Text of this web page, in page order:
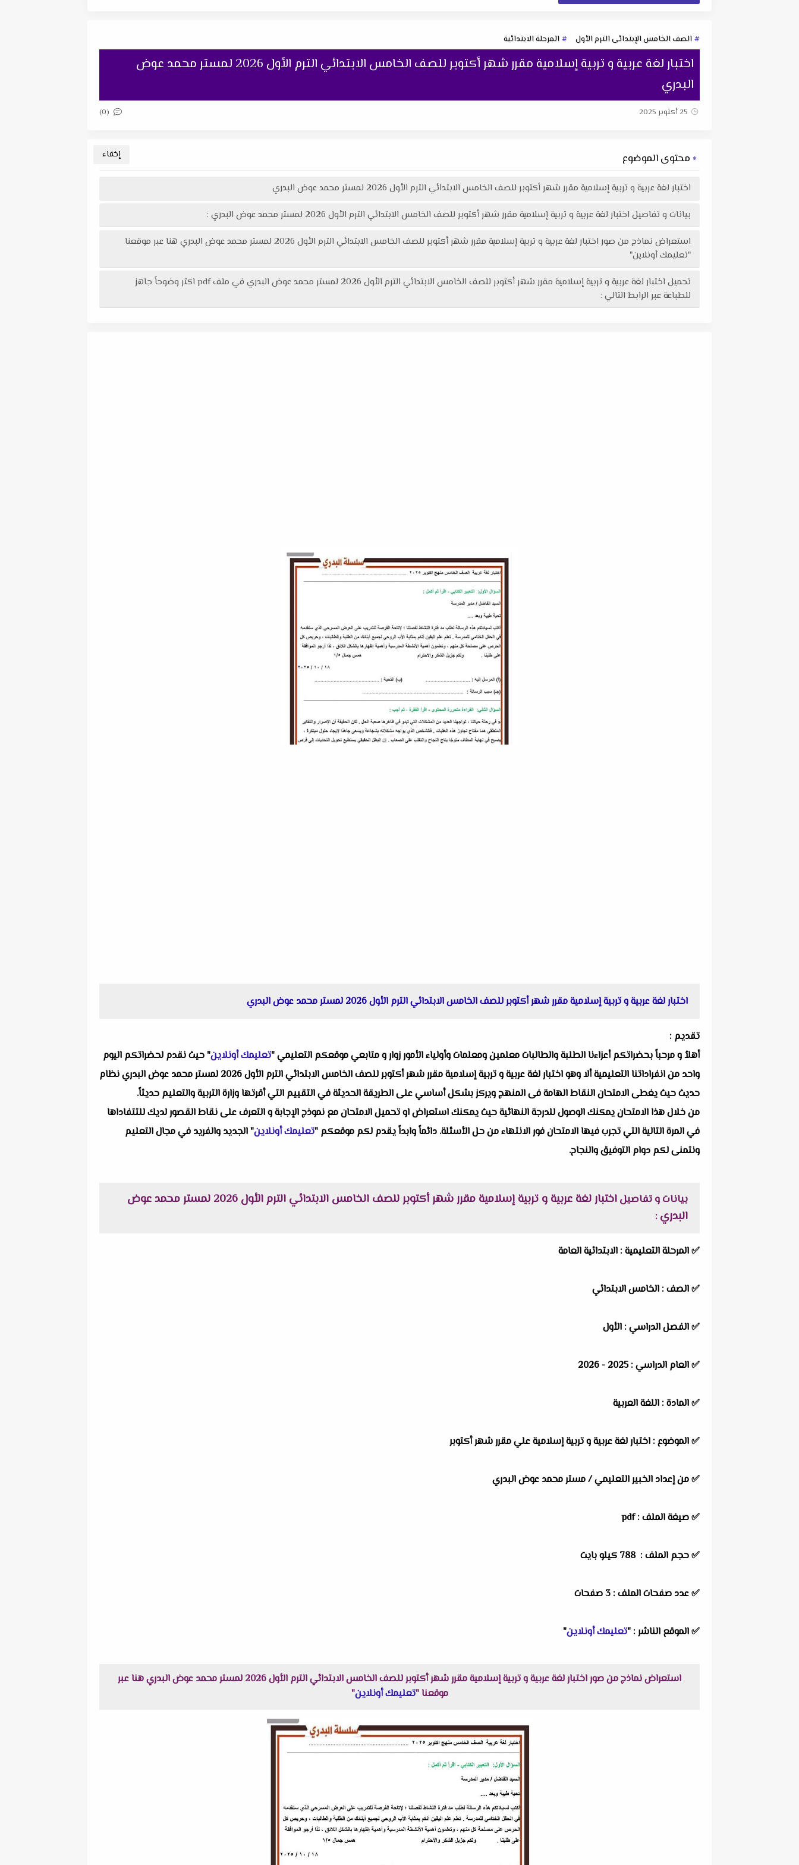
الصف الخامس الإبتدائى الترم الأول المرحلة الابتدائية
اختبار لغة عربية و تربية إسلامية مقرر شهر أكتوبر للصف الخامس الابتدائي الترم الأول 2026 لمستر محمد عوض
البدري
25 أكتوبر 2025 (0)
محتوى الموضوع
اختبار لغة عربية و تربية إسلامية مقرر شهر أكتوبر للصف الخامس الابتدائي الترم الأول 2026 لمستر محمد عوض البدري
بيانات و تفاصيل اختبار لغة عربية و تربية إسلامية مقرر شهر أكتوبر للصف الخامس الابتدائي الترم الأول 2026 لمستر محمد عوض البدري :
استعراض نماذج من صور اختبار لغة عربية و تربية إسلامية مقرر شهر أكتوبر للصف الخامس الابتدائي الترم الأول 2026 لمستر محمد عوض البدري هنا عبر موقعنا
"تعليمك أونلاين"
تحميل اختبار لغة عربية و تربية إسلامية مقرر شهر أكتوبر للصف الخامس الابتدائي الترم الأول 2026 لمستر محمد عوض البدري في ملف pdf اكثر وضوحاً جاهز
للطباعة عبر الرابط التالي :
اختبار لغة عربية و تربية إسلامية مقرر شهر أكتوبر للصف الخامس الابتدائي الترم الأول 2026 لمستر محمد عوض البدري
تقديم :
أهلاُ و مرحباً بحضراتكم أعزاءنا الطلبة والطالبات معلمين ومعلمات وأولياء الأمور زوار و متابعي موقعكم التعليمي "تعليمك أونلاين" حيث نقدم لحضراتكم اليوم
واحد من انفراداتنا التعليمية ألا وهو اختبار لغة عربية و تربية إسلامية مقرر شهر أكتوبر للصف الخامس الابتدائي الترم الأول 2026 لمستر محمد عوض البدري نظام
حديث حيث يغطى الامتحان النقاط الهامة فى المنهج ويركز بشكل أساسي على الطريقة الحديثة في التقييم التي أقرتها وزارة التربية والتعليم حديثاً.
من خلال هذا الامتحان يمكنك الوصول للدرجة النهائية حيث يمكنك استعراض او تحميل الامتحان مع نموذج الإجابة و التعرف على نقاط القصور لديك للتتفاداها
في المرة التالية التي تجرب فيها الامتحان فور الانتهاء من حل الأسئلة. دائماً وابداً يقدم لكم موقعكم "تعليمك أونلاين" الجديد والفريد في مجال التعليم
ونتمنى لكم دوام التوفيق والنجاح.
بيانات و تفاصيل
اختبار لغة عربية و تربية إسلامية مقرر شهر أكتوبر للصف الخامس الابتدائي الترم الأول 2026 لمستر محمد عوض
البدري:
✅المرحلة التعليمية : الابتدائية العامة
✅الصف : الخامس الابتدائي
✅الفصل الدراسي : الأول
✅العام الدراسي :2025 - 2026
✅المادة : اللغة العربية
✅الموضوع : اختبار لغة عربية و تربية إسلامية علي مقرر شهر أكتوبر
✅من إعداد الخبير التعليمي / مستر محمد عوض البدري
✅ صيغة الملف : pdf
✅ حجم الملف : 788 كيلو بايت
✅ عدد صفحات الملف : 3 صفحات
✅الموقع الناشر : "تعليمك أونلاين"
استعراض نماذج من صور اختبار لغة عربية و تربية إسلامية مقرر شهر أكتوبر للصف الخامس الابتدائي الترم الأول 2026 لمستر محمد عوض البدري هنا عبر
موقعنا "تعليمك أونلاين"